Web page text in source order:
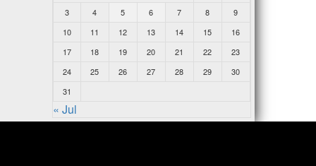
3
4 5 6 7 8
9
10
11 12 13 14 15
16
17
18 19 20 21 22
23
24
25 26 27 28 29
30
31
« Jul